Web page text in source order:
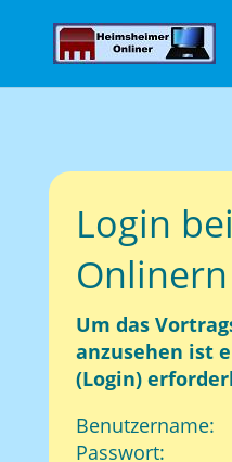
Login
Onlinern
Um das
anzusehen ist
(Login)
Benutzername:
Passwort: